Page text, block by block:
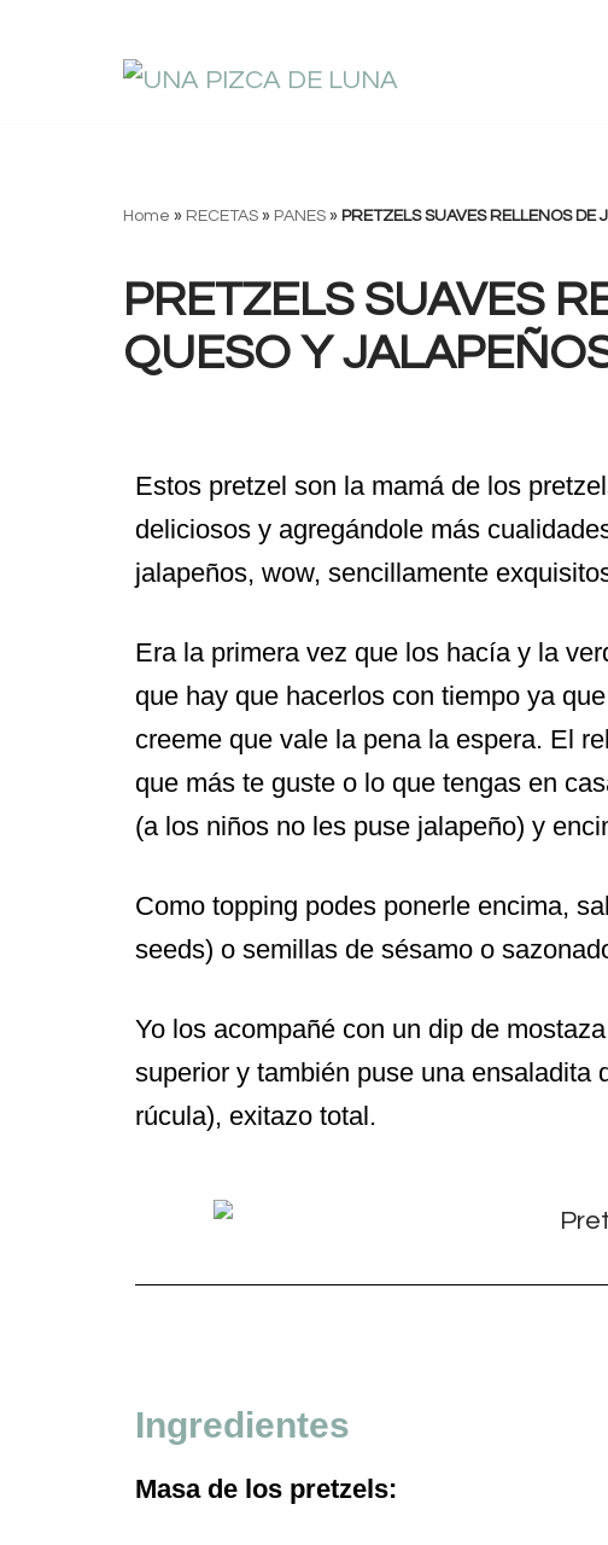
Home » RECETAS » PANES » PRETZELS SUAVES RELLENOS DE
PRETZELS SUAVES
QUESO Y
Estos pretzel son la mamá de los
deliciosos y agregándole más
jalapeños, wow, sencillamente
Era la primera vez que los hacía y la
que hay que hacerlos con tiempo ya
creeme que vale la pena la espera. El
que más te guste o lo que tengas en
(a los niños no les puse jalapeño) y
Como topping podes ponerle encima,
seeds) o semillas de sésamo o
Yo los acompañé con un dip de
superior y también puse una ensaladita
rúcula), exitazo total.
Ingredientes
Masa de los pretzels: